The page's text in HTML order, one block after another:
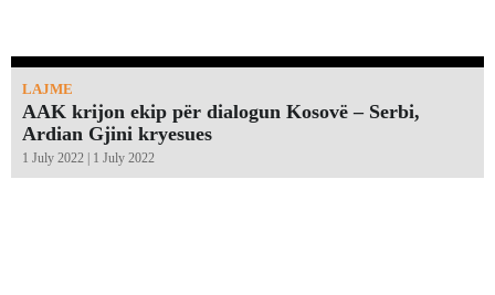
LAJME
AAK krijon ekip për dialogun Kosovë – Serbi,
Ardian Gjini kryesues
1 July 2022 | 1 July 2022